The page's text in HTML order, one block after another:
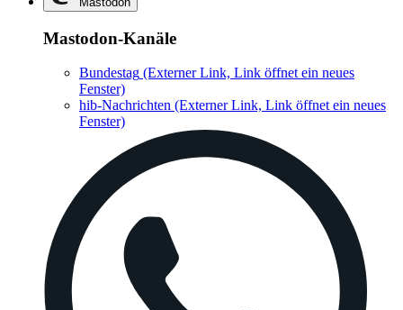
Mastodon-Kanäle
Bundestag (Externer Link, Link öffnet ein neues
Fenster)
hib-Nachrichten (Externer Link, Link öffnet ein neues
Fenster)